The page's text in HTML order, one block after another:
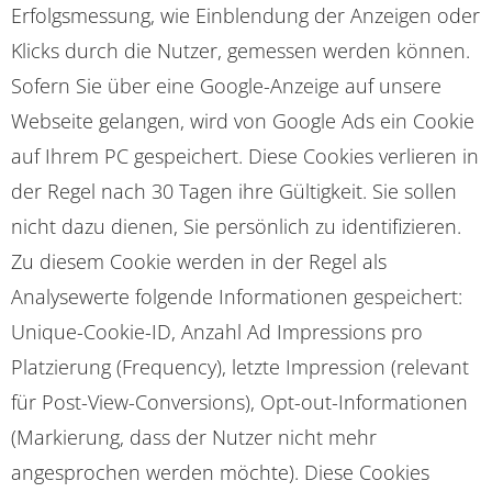
Erfolgsmessung, wie Einblendung der Anzeigen oder
Klicks durch die Nutzer, gemessen werden können.
Sofern Sie über eine Google-Anzeige auf unsere
Webseite gelangen, wird von Google Ads ein Cookie
auf Ihrem PC gespeichert. Diese Cookies verlieren in
der Regel nach 30 Tagen ihre Gültigkeit. Sie sollen
nicht dazu dienen, Sie persönlich zu identifizieren.
Zu diesem Cookie werden in der Regel als
Analysewerte folgende Informationen gespeichert:
Unique-Cookie-ID, Anzahl Ad Impressions pro
Platzierung (Frequency), letzte Impression (relevant
für Post-View-Conversions), Opt-out-Informationen
(Markierung, dass der Nutzer nicht mehr
angesprochen werden möchte). Diese Cookies